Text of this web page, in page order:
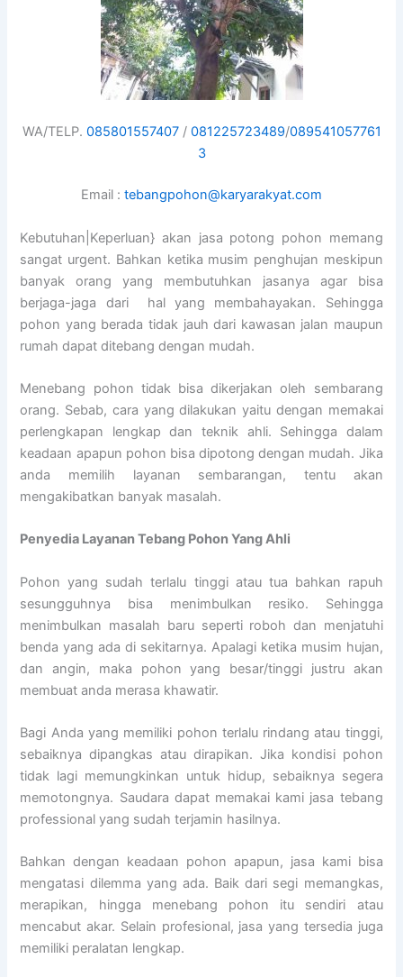
WA/TELP. 085801557407/ 081225723489/089541057761
3
Email : tebangpohon@karyarakyat.com
Kebutuhan|Keperluan} akan jasa potong pohon memang
sangat urgent. Bahkan ketika musim penghujan meskipun
banyak orang yang membutuhkan jasanya agar bisa
berjaga-jaga dari hal yang membahayakan. Sehingga
pohon yang berada tidak jauh dari kawasan jalan maupun
rumah dapat ditebang dengan mudah.
Menebang pohon tidak bisa dikerjakan oleh sembarang
orang. Sebab, cara yang dilakukan yaitu dengan memakai
perlengkapan lengkap dan teknik ahli. Sehingga dalam
keadaan apapun pohon bisa dipotong dengan mudah. Jika
anda memilih layanan sembarangan, tentu akan
mengakibatkan banyak masalah.
Penyedia Layanan Tebang Pohon Yang Ahli
Pohon yang sudah terlalu tinggi atau tua bahkan rapuh
sesungguhnya bisa menimbulkan resiko. Sehingga
menimbulkan masalah baru seperti roboh dan menjatuhi
benda yang ada di sekitarnya. Apalagi ketika musim hujan,
dan angin, maka pohon yang besar/tinggi justru akan
membuat anda merasa khawatir.
Bagi Anda yang memiliki pohon terlalu rindang atau tinggi,
sebaiknya dipangkas atau dirapikan. Jika kondisi pohon
tidak lagi memungkinkan untuk hidup, sebaiknya segera
memotongnya. Saudara dapat memakai kami jasa tebang
professional yang sudah terjamin hasilnya.
Bahkan dengan keadaan pohon apapun, jasa kami bisa
mengatasi dilemma yang ada. Baik dari segi memangkas,
merapikan, hingga menebang pohon itu sendiri atau
mencabut akar. Selain profesional, jasa yang tersedia juga
memiliki peralatan lengkap.